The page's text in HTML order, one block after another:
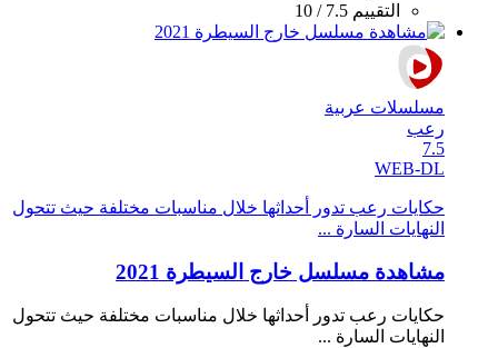
التقييم 7.5 / 10
مسلسلات عربية
رعب
7.5
WEB-DL
حكايات رعب تدور أحداثها خلال مناسبات مختلفة حيث تتحول
النهايات السارة ...
مشاهدة مسلسل خارج السيطرة 2021
حكايات رعب تدور أحداثها خلال مناسبات مختلفة حيث تتحول
النهايات السارة ...